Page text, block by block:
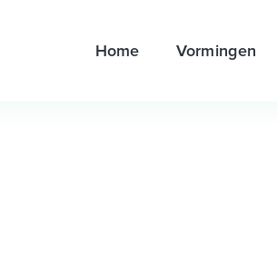
Home Vormingen